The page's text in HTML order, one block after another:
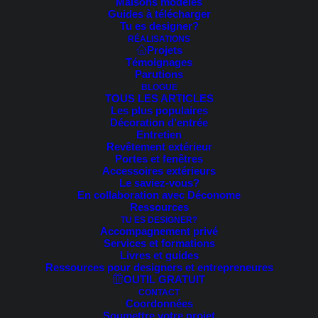
Guides à télécharger
Tu es designer?
RÉALISATIONS
Projets
Témoignages
Parutions
BLOGUE
TOUS LES ARTICLES
Les plus populaires
Décoration d’entrée
Entretien
Revêtement extérieur
Portes et fenêtres
Accessoires extérieurs
Le saviez-vous?
En collaboration avec Déconome
Ressources
TU ES DESIGNER?
Accompagnement privé
Services et formations
Livres et guides
Ressources pour designers et entrepreneures
OUTIL GRATUIT
CONTACT
Coordonnées
Soumettre votre projet
QUELQUES-UNES DES
QUESTIONS LES PLUS
FRÉQUENTES
POURQUOI COLLABORER AVEC SARAH-EVE COSSETTE
DESIGNER EXTÉRIEUR?
J’ai travaillé durant 2 ans et demi dans une entreprise de
revêtement extérieur. Donc, je connais très bien les
revêtements extérieurs résidentiels et j’utilise des
matériaux qui existent vraiment sur les dessins 3D. En